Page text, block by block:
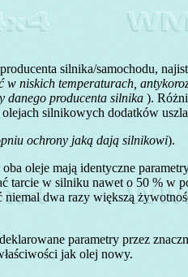
silnika/samochodu,
niskich temperaturach,
danego producenta silnika ).
silnikowych dodatków
ochrony jaką dają silnikowi).
oleje mają identyczne
tarcie w silniku nawet o 50 % w
dwa razy większą
parametry przez
jak olej nowy.